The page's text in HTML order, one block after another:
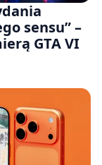
sensu” –
GTA VI